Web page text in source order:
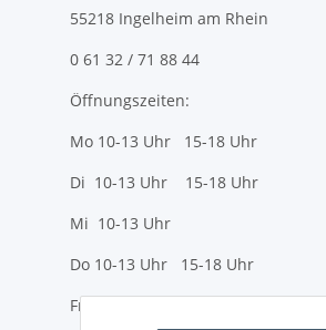
55218 Ingelheim am Rhein
0 61 32 / 71 88 44
Öffnungszeiten:
Mo 10-13 Uhr 15-18 Uhr
Di 10-13 Uhr 15-18 Uhr
Mi 10-13 Uhr
Do 10-13 Uhr 15-18 Uhr
Fr 10-13 Uhr 15-18 Uhr